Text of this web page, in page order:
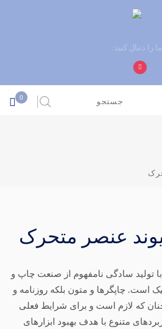
ما را دنبال کنید:
عنصر متحرک
تولید سادگی نامفهوم از صنعت چاپ و
است. چاپگرها و متون بلکه روزنامه و
که لازم است و برای شرایط فعلی
متنوع با هدف بهبود ابزارهای